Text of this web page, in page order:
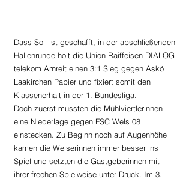
Dass Soll ist geschafft, in der abschließenden
Hallenrunde holt die Union Raiffeisen DIALOG
telekom Arnreit einen 3:1 Sieg gegen Askö
Laakirchen Papier und fixiert somit den
Klassenerhalt in der 1. Bundesliga.
Doch zuerst mussten die Mühlviertlerinnen
eine Niederlage gegen FSC Wels 08
einstecken. Zu Beginn noch auf Augenhöhe
kamen die Welserinnen immer besser ins
Spiel und setzten die Gastgeberinnen mit
ihrer frechen Spielweise unter Druck. Im 3.